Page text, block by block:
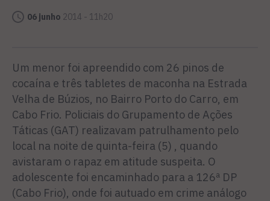
06 junho 2014 - 11h20
Um menor foi apreendido com 26 pinos de
cocaína e três tabletes de maconha na Estrada
Velha de Búzios, no Bairro Porto do Carro, em
Cabo Frio. Policiais do Grupamento de Ações
Táticas (GAT) realizavam patrulhamento pelo
local na noite de quinta-feira (5) , quando
avistaram o rapaz em atitude suspeita. O
adolescente foi encaminhado para a 126ª DP
(Cabo Frio), onde foi autuado em crime análogo